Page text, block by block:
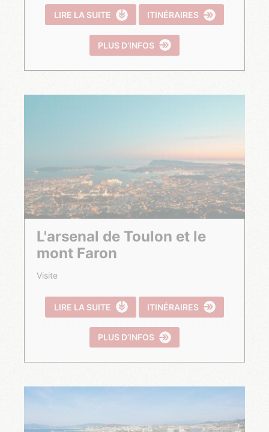
LIRE LA SUITE ITINÉRAIRES
PLUS D’INFOS
L'arsenal de Toulon et le
mont Faron
Visite
LIRE LA SUITE ITINÉRAIRES
PLUS D’INFOS